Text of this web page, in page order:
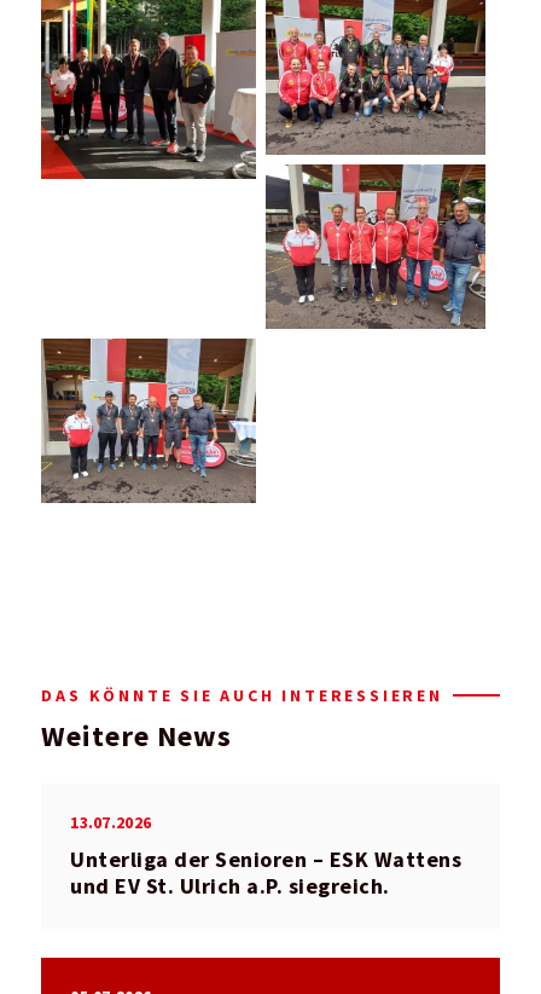
DAS KÖNNTE SIE AUCH INTERESSIEREN
Weitere News
13.07.2026
Unterliga der Senioren – ESK Wattens
und EV St. Ulrich a.P. siegreich.